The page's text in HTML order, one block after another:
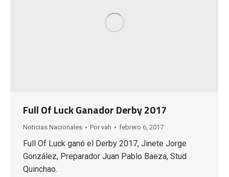
Full Of Luck Ganador Derby 2017
Noticias Nacionales Por vah febrero 6, 2017
Full Of Luck ganó el Derby 2017, Jinete Jorge
González, Preparador Juan Pablo Baeza, Stud
Quinchao.